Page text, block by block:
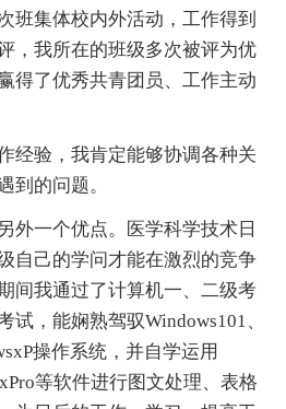
班集体校内外活动，工作得到
，我所在的班级多次被评为优
得了优秀共青团员、工作主动
验，我肯定能够协调各种关
到的问题。
一个优点。医学科学技术日
自己的学问才能在激烈的竞争
间我通过了计算机一、二级考
试，能娴熟驾驭Windows101、
操作系统，并自学运用
等软件进行图文处理、表格